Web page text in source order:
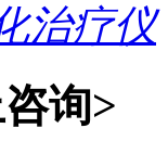
治疗仪
询>